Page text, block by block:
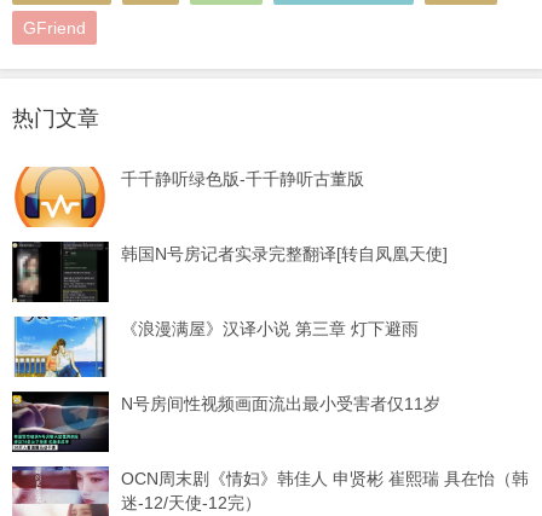
GFriend
热门文章
千千静听绿色版-千千静听古董版
韩国N号房记者实录完整翻译[转自凤凰天使]
《浪漫满屋》汉译小说 第三章 灯下避雨
N号房间性视频画面流出最小受害者仅11岁
OCN周末剧《情妇》韩佳人 申贤彬 崔熙瑞 具在怡（韩
迷-12/天使-12完）